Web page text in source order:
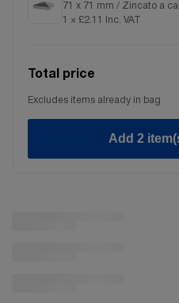
71 x 71 mm / Zincato a
1 × £2.11 Inc. VAT
Total price
Excludes items already in bag
Add 2